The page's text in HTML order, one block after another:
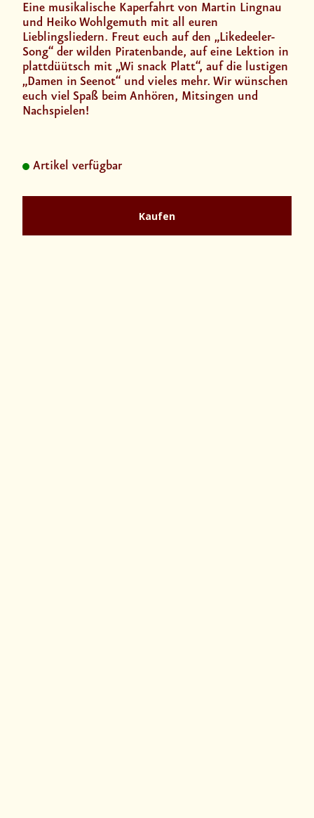
Eine musikalische Kaperfahrt von Martin Lingnau
und Heiko Wohlgemuth mit all euren
Lieblingsliedern. Freut euch auf den „Likedeeler-
Song“ der wilden Piratenbande, auf eine Lektion in
plattdüütsch mit „Wi snack Platt“, auf die lustigen
„Damen in Seenot“ und vieles mehr. Wir wünschen
euch viel Spaß beim Anhören, Mitsingen und
Nachspielen!
Artikel verfügbar
Kaufen